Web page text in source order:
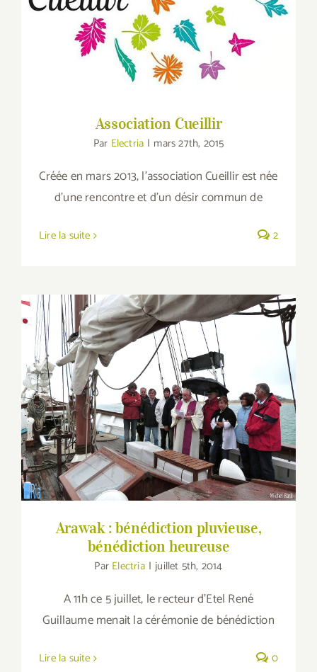
Association Cueillir
Association Cueillir
Par Electria | mars 27th, 2015
Créée en mars 2013, l'association Cueillir est née
d'une rencontre et d'un désir commun de
Lire la suite 2
Arawak : bénédiction pluvieuse,
bénédiction heureuse
Arawak : bénédiction pluvieuse,
bénédiction heureuse
Par Electria | juillet 5th, 2014
A 11h ce 5 juillet, le recteur d'Etel René
Guillaume menait la cérémonie de bénédiction
Lire la suite 0